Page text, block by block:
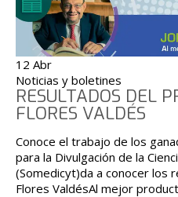
12 Abr
Noticias y boletines
RESULTADOS DEL
FLORES VALDÉS
Conoce el trabajo de los ganadores La Sociedad
para la Divulgación de la
(Somedicyt)da a conocer los
Flores ValdésAl mejor